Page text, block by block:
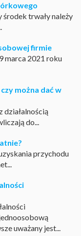
środek trwały należy
firmie
marca 2021 roku
można dać w
działalnością
do...
przychodu
uważany jest...